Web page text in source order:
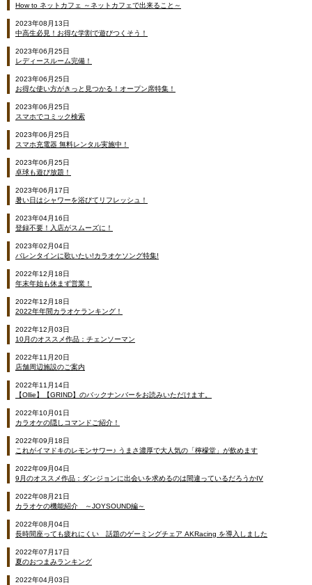
How to ネットカフェ ～ネットカフェで出来ること～
2023年08月13日
中高生必見！お得な学割で遊びつくそう！
2023年06月25日
レディースルーム完備！
2023年06月25日
お得な使い方がきっと見つかる！オープン席特集！
2023年06月25日
スマホでコミック検索
2023年06月25日
スマホ充電器 無料レンタル実施中！
2023年06月25日
卓球も遊び放題！
2023年06月17日
暑い日はシャワーを浴びてリフレッシュ！
2023年04月16日
登録不要！入店がスムーズに！
2023年02月04日
バレンタインに歌いたい!カラオケソング特集!
2022年12月18日
年末年始も休まず営業！
2022年12月18日
2022年年間カラオケランキング！
2022年12月03日
10月のオススメ作品：チェンソーマン
2022年11月20日
店舗周辺施設のご案内
2022年11月14日
【Ollie】【GRIND】のバックナンバーをお読みいただけます。
2022年10月01日
カラオケの隠しコマンドご紹介！
2022年09月18日
これがイマドキのレモンサワー♪ うまさ濃厚で大人気の「檸檬堂」が飲めます
2022年09月04日
9月のオススメ作品：ダンジョンに出会いを求めるのは間違っているだろうかIV
2022年08月21日
カラオケの機能紹介 ～JOYSOUND編～
2022年08月04日
長時間座っても疲れにくい 話題のゲーミングチェア AKRacing を導入しました
2022年07月17日
夏のおつまみランキング
2022年04月03日